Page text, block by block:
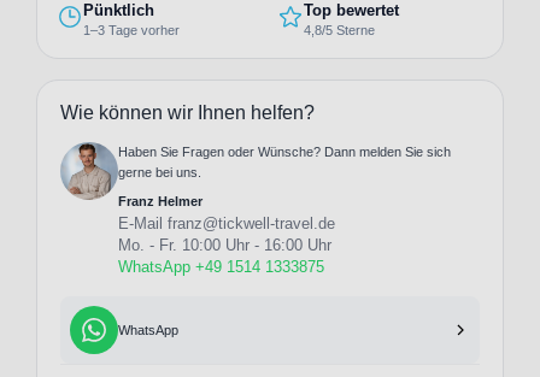
Pünktlich
1–3 Tage vorher
Top bewertet
4,8/5 Sterne
Wie können wir Ihnen helfen?
Haben Sie Fragen oder Wünsche? Dann melden Sie sich
gerne bei uns.
Franz Helmer
E-Mail franz@tickwell-travel.de
Mo. - Fr. 10:00 Uhr - 16:00 Uhr
WhatsApp +49 1514 1333875
WhatsApp